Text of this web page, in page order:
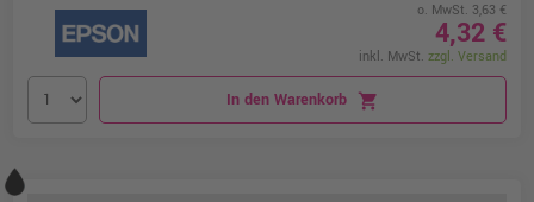
o. MwSt. 3,63 €
4,32 €
inkl. MwSt. zzgl. Versand
In den Warenkorb shopping_cart